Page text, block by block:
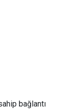
bağlantı